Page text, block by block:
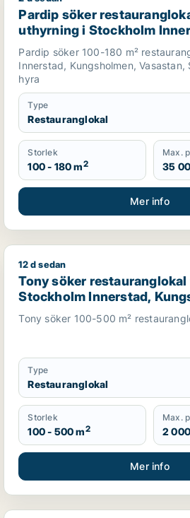
Pardip söker
uthyrning i Stockholm
Kungsholmen eller
Pardip söker 100-180 m²
Innerstad, Kungsholmen, Vasastan,
hyra
Type
Restauranglokal
Storlek
100 - 180 m2
Max.
35
Mer info
eller garage till salu i
Tony söker restauranglokal till
12 d sedan
Tony söker
Stockholm Innerstad,
Vasastan m.fl.
Tony söker 100-500 m²
Type
Restauranglokal
Storlek
100 - 500 m2
Max.
2
Mer info